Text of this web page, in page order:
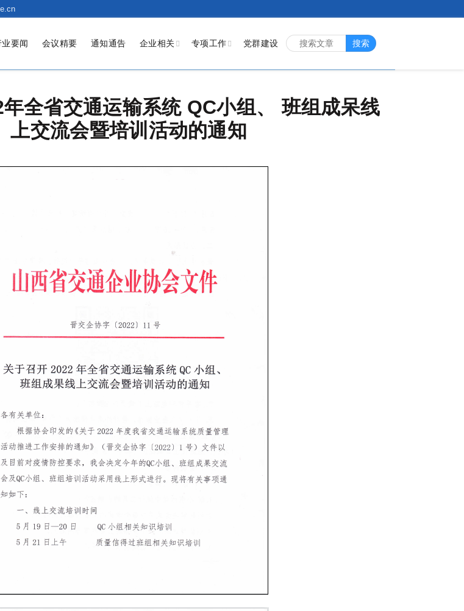
业要闻 会议精要 通知通告 企业相关 专项工作 党群建设 搜索
全省交通运输系统 QC小组、 班组成呆线
上交流会暨培训活动的通知